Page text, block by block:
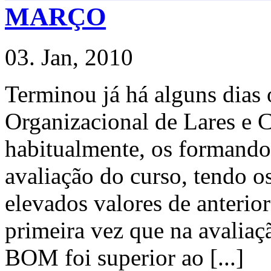
MARÇO
03. Jan, 2010
Terminou já há alguns dias
Organizacional de Lares e
habitualmente, os
avaliação do curso, tendo
elevados valores de
primeira vez que na
BOM foi superior ao [...]